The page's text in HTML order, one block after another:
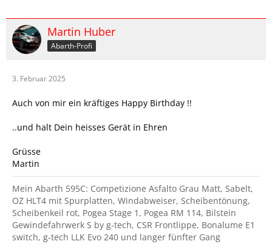
Martin Huber
Abarth-Profi
3. Februar 2025
Auch von mir ein kräftiges Happy Birthday !!
..und halt Dein heisses Gerät in Ehren
Grüsse
Martin
Mein Abarth 595C: Competizione Asfalto Grau Matt, Sabelt,
OZ HLT4 mit Spurplatten, Windabweiser, Scheibentönung,
Scheibenkeil rot, Pogea Stage 1, Pogea RM 114, Bilstein
Gewindefahrwerk S by g-tech, CSR Frontlippe, Bonalume E1
switch, g-tech LLK Evo 240 und langer fünfter Gang